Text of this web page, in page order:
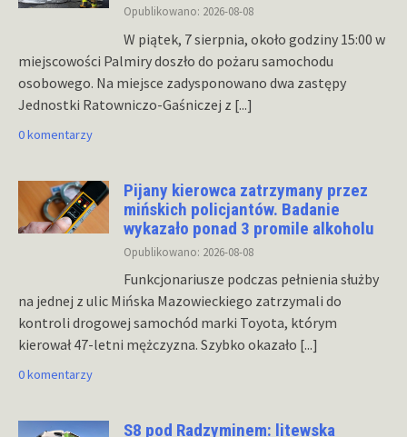
Opublikowano: 2026-08-08
W piątek, 7 sierpnia, około godziny 15:00 w
miejscowości Palmiry doszło do pożaru samochodu
osobowego. Na miejsce zadysponowano dwa zastępy
Jednostki Ratowniczo-Gaśniczej z [...]
0 komentarzy
Pijany kierowca zatrzymany przez
mińskich policjantów. Badanie
wykazało ponad 3 promile alkoholu
Opublikowano: 2026-08-08
Funkcjonariusze podczas pełnienia służby
na jednej z ulic Mińska Mazowieckiego zatrzymali do
kontroli drogowej samochód marki Toyota, którym
kierował 47-letni mężczyzna. Szybko okazało [...]
0 komentarzy
S8 pod Radzyminem: litewska